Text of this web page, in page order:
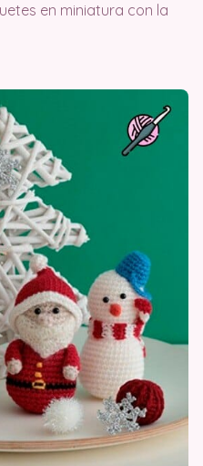
en miniatura con la